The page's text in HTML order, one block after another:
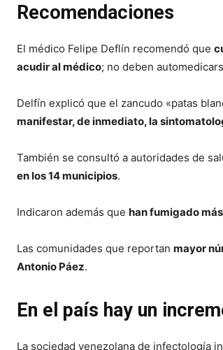
Recomendaciones
El médico Felipe Deflín recomendó que
acudir al médico; no deben
Delfín explicó que el zancudo «patas
manifestar, de inmediato, la
También se consultó a autoridades de
en los 14 municipios.
Indicaron además que han fumigado
Las comunidades que reportan mayor
Antonio Páez.
En el país hay un
La sociedad venezolana de infectología